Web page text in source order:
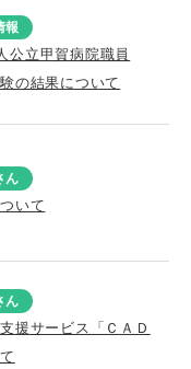
報
公立甲賀病院職員
の結果について
ん
いて
ん
援サービス「ＣＡＤ